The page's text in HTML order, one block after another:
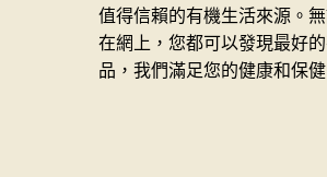
值得信賴的有機生活來源。
在網上，您都可以發現最好
品，我們滿足您的健康和保健